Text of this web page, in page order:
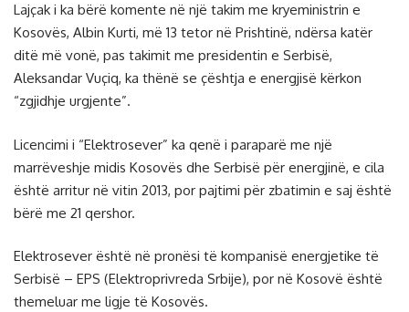
Lajçak i ka bërë komente në një takim me kryeministrin e
Kosovës, Albin Kurti, më 13 tetor në Prishtinë, ndërsa katër
ditë më vonë, pas takimit me presidentin e Serbisë,
Aleksandar Vuçiq, ka thënë se çështja e energjisë kërkon
“zgjidhje urgjente”.
Licencimi i “Elektrosever” ka qenë i paraparë me një
marrëveshje midis Kosovës dhe Serbisë për energjinë, e cila
është arritur në vitin 2013, por pajtimi për zbatimin e saj është
bërë me 21 qershor.
Elektrosever është në pronësi të kompanisë energjetike të
Serbisë – EPS (Elektroprivreda Srbije), por në Kosovë është
themeluar me ligje të Kosovës.